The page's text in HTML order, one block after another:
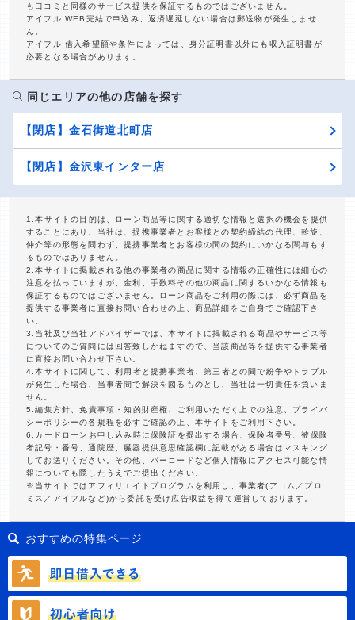
も口コミと同様のサービス提供を保証するものではございません。
アイフル WEB完結で申込み、返済遅延しない場合は郵送物が発生しませ
ん。
アイフル 借入希望額や条件によっては、身分証明書以外にも収入証明書が
必要となる場合があります。
同じエリアの他の店舗を探す
【閉店】金石街道北町店
【閉店】金沢東インター店
1.本サイトの目的は、ローン商品等に関する適切な情報と選択の機会を提供
することにあり、当社は、提携事業者とお客様との契約締結の代理、斡旋、
仲介等の形態を問わず、提携事業者とお客様の間の契約にいかなる関与もす
るものではありません。
2.本サイトに掲載される他の事業者の商品に関する情報の正確性には細心の
注意を払っていますが、金利、手数料その他の商品に関するいかなる情報も
保証するものではございません。ローン商品をご利用の際には、必ず商品を
提供する事業者に直接お問い合わせの上、商品詳細をご自身でご確認下さ
い。
3.当社及び当社アドバイザーでは、本サイトに掲載される商品やサービス等
についてのご質問には回答致しかねますので、当該商品等を提供する事業者
に直接お問い合わせ下さい。
4.本サイトに関して、利用者と提携事業者、第三者との間で紛争やトラブル
が発生した場合、当事者間で解決を図るものとし、当社は一切責任を負いま
せん。
5.編集方針、免責事項・知的財産権、ご利用いただく上での注意、プライバ
シーポリシーの各規程を必ずご確認の上、本サイトをご利用下さい。
6.カードローンお申し込み時に保険証を提出する場合、保険者番号、被保険
者記号・番号、通院歴、臓器提供意思確認欄に記載がある場合はマスキング
してお送りください。その他、バーコードなど個人情報にアクセス可能な情
報についても隠したうえでご提出ください。
※当サイトではアフィリエイトプログラムを利用し、事業者(アコム／プロ
ミス／アイフルなど)から委託を受け広告収益を得て運営しております。
おすすめの特集ページ